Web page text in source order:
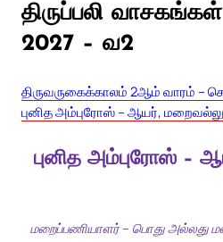
திருப்பலி வாசகங்கள்
2027 – வ2
திருவருகைக்காலம் 2ஆம் வாரம் –
புனித அம்புரோஸ் – ஆயர்,
புனித அம்புரோஸ் –
மறைப்பணியாளர் – பொது அல்லது